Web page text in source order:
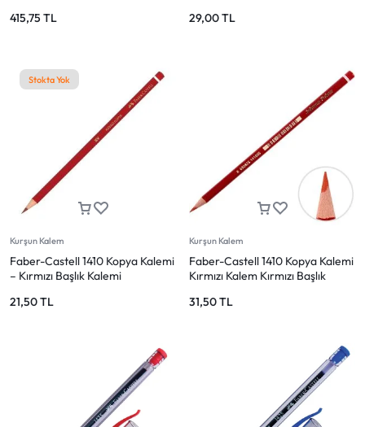
415,75 TL 29,00TL
Stokta Yok
Kurşun Kalem
Faber-Castell 1410 Kopya Kalemi
– Kırmızı Başlık Kalemi
21,50TL
Kurşun Kalem
Faber-Castell 1410 Kopya Kalemi
Kırmızı Kalem Kırmızı Başlık
31,50TL